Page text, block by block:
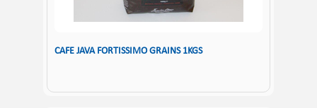
CAFE JAVA FORTISSIMO GRAINS 1KGS